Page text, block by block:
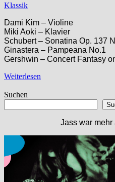
Klassik
Dami Kim – Violine
Miki Aoki – Klavier
Schubert – Sonatina Op. 137
Ginastera – Pampeana No.1
Gershwin – Concert Fantasy
Weiterlesen
Suchen
Jass war mehr